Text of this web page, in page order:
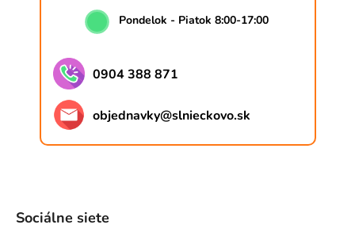
Pondelok - Piatok 8:00-17:00
0904 388 871
objednavky@slnieckovo.sk
Sociálne siete